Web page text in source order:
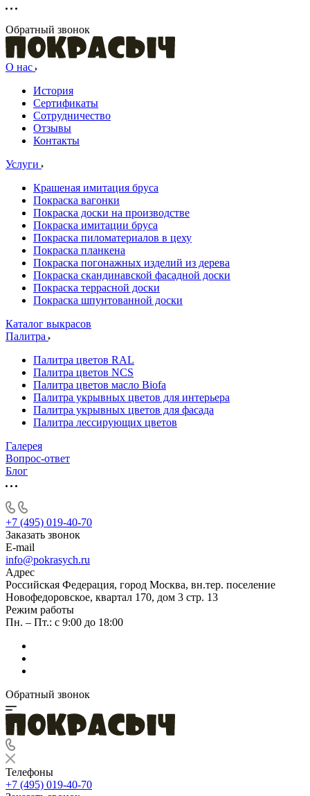
Обратный звонок
О нас
История
Сертификаты
Сотрудничество
Отзывы
Контакты
Услуги
Крашеная имитация бруса
Покраска вагонки
Покраска доски на производстве
Покраска имитации бруса
Покраска пиломатериалов в цеху
Покраска планкена
Покраска погонажных изделий из дерева
Покраска скандинавской фасадной доски
Покраска террасной доски
Покраска шпунтованной доски
Каталог выкрасов
Палитра
Палитра цветов RAL
Палитра цветов NCS
Палитра цветов масло Biofa
Палитра укрывных цветов для интерьера
Палитра укрывных цветов для фасада
Палитра лессирующих цветов
Галерея
Вопрос-ответ
Блог
+7 (495) 019-40-70
Заказать звонок
E-mail
info@pokrasych.ru
Адрес
Российская Федерация, город Москва, вн.тер. поселение
Новофедоровское, квартал 170, дом 3 стр. 13
Режим работы
Пн. – Пт.: с 9:00 до 18:00
Обратный звонок
Телефоны
+7 (495) 019-40-70